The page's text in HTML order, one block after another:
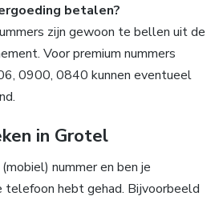
betalen?
zijn gewoon te bellen uit de
Voor premium nummers
0900, 0840 kunnen eventueel
in Grotel
nummer en ben je
telefoon hebt gehad. Bijvoorbeeld